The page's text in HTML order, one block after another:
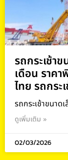
รถกระเช้า
เดือน ราคา
ไทย รถกระ
รถกระเช้าขนาด
ดูเพิ่มเติม »
02/03/2026